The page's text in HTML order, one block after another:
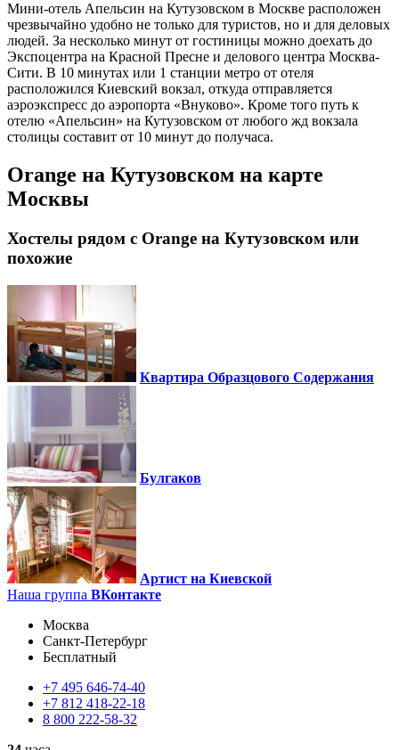
Мини-отель Апельсин на Кутузовском в Москве расположен
чрезвычайно удобно не только для туристов, но и для деловых
людей. За несколько минут от гостиницы можно доехать до
Экспоцентра на Красной Пресне и делового центра Москва-
Сити. В 10 минутах или 1 станции метро от отеля
расположился Киевский вокзал, откуда отправляется
аэроэкспресс до аэропорта «Внуково». Кроме того путь к
отелю «Апельсин» на Кутузовском от любого жд вокзала
столицы составит от 10 минут до получаса.
Orange на Кутузовском на карте
Москвы
Хостелы рядом с Orange на Кутузовском или
похожие
Квартира Образцового Содержания
Булгаков
Артист на Киевской
Наша группа ВКонтакте
Москва
Санкт-Петербург
Бесплатный
+7 495 646-74-40
+7 812 418-22-18
8 800 222-58-32